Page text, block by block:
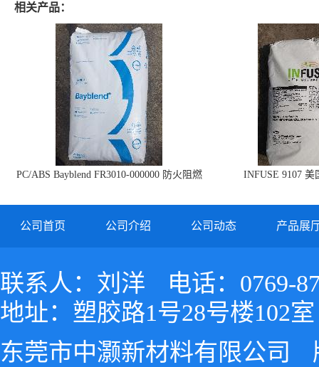
相关产品：
PC/ABS Bayblend FR3010-000000 防火阻燃
INFUSE 9107 美
公司首页 公司介绍 公司动态 产品展
联系人：刘洋
电话：0769-
地址：塑胶路1号28号楼102室
东莞市中灏新材料有限公司